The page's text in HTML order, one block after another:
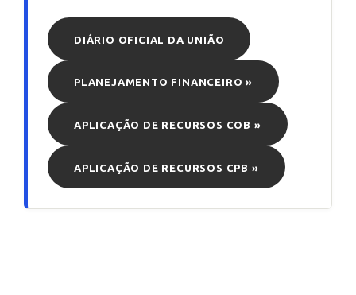
DIÁRIO OFICIAL DA UNIÃO
PLANEJAMENTO FINANCEIRO »
APLICAÇÃO DE RECURSOS COB »
APLICAÇÃO DE RECURSOS CPB »